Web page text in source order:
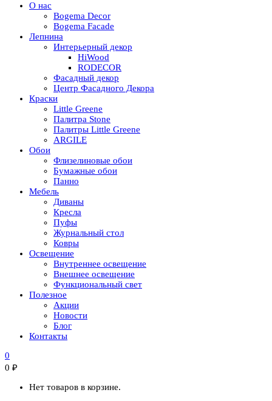
О нас
Bogema Decor
Bogema Facade
Лепнина
Интерьерный декор
HiWood
RODECOR
Фасадный декор
Центр Фасадного Декора
Краски
Little Greene
Палитра Stone
Палитры Little Greene
ARGILE
Обои
Флизелиновые обои
Бумажные обои
Панно
Мебель
Диваны
Кресла
Пуфы
Журнальный стол
Ковры
Освещение
Внутреннее освещение
Внешнее освещение
Функциональный свет
Полезное
Акции
Новости
Блог
Контакты
0
0 ₽
Нет товаров в корзине.